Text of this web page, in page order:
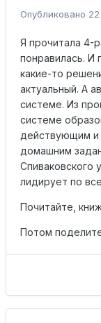
Опубликовано 22
Я прочитала 4-
понравилась. И
какие-то
актуальный. А
системе. Из
системе
действующим и
домашним
Спиваковского
лидирует по
Почитайте,
Потом